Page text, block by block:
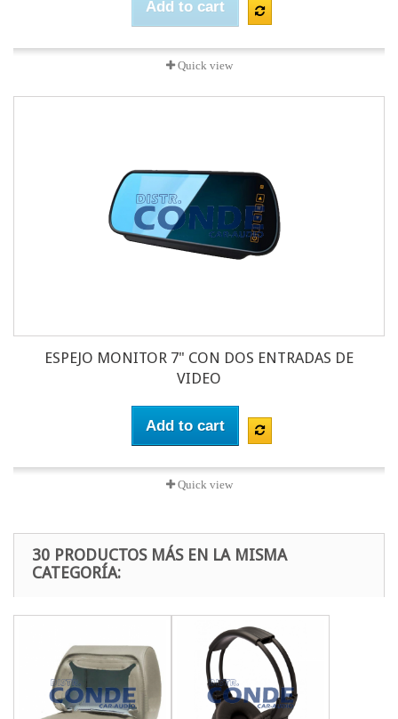
Add to cart
Quick view
ESPEJO MONITOR 7" CON DOS ENTRADAS DE
VIDEO
Add to cart
Quick view
30 PRODUCTOS MÁS EN LA MISMA
CATEGORÍA: